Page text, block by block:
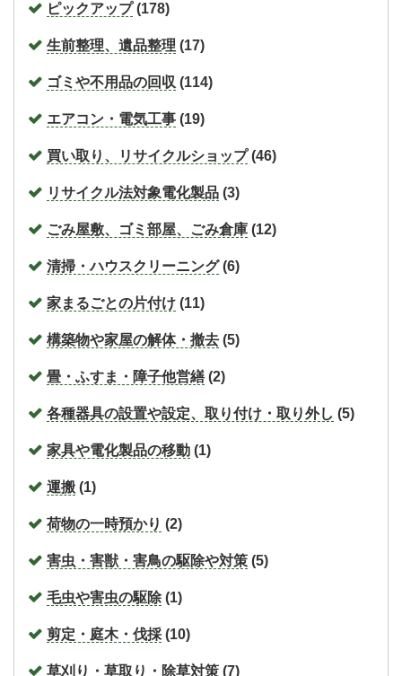
ピックアップ(178)
生前整理、遺品整理 (17)
ゴミや不用品の回収 (114)
エアコン・電気工事 (19)
買い取り、リサイクルショップ(46)
リサイクル法対象電化製品 (3)
ごみ屋敷、ゴミ部屋、ごみ倉庫 (12)
清掃・ハウスクリーニング(6)
家まるごとの片付け (11)
構築物や家屋の解体・撤去 (5)
畳・ふすま・障子他営繕(2)
各種器具の設置や設定、取り付け・取り外し (5)
家具や電化製品の移動 (1)
運搬 (1)
荷物の一時預かり (2)
害虫・害獣・害鳥の駆除や対策 (5)
毛虫や害虫の駆除(1)
剪定・庭木・伐採 (10)
草刈り・草取り・除草対策 (7)